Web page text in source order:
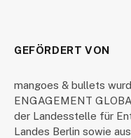
GEFÖRDERT VON
mangoes & bullets
ENGAGEMENT
der Landesstelle für
Landes Berlin sowie